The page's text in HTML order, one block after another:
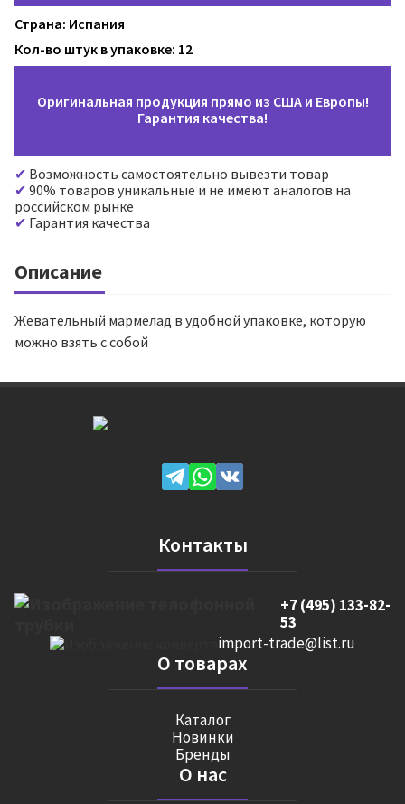
Страна: Испания
Кол-во штук в упаковке: 12
Оригинальная продукция прямо из США и Европы!
Гарантия качества!
Возможность самостоятельно вывезти товар
90% товаров уникальные и не имеют аналогов на
российском рынке
Гарантия качества
Описание
Жевательный мармелад в удобной упаковке, которую
можно взять с собой
Контакты
+7 (495) 133-82-
53
import-trade@list.ru
О товарах
Каталог
Новинки
Бренды
О нас